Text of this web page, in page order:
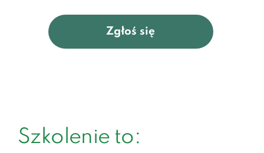
Zgłoś się
Szkolenie to: